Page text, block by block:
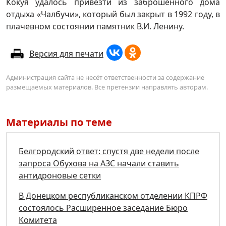
отдыха «Чалбучи», который был закрыт в 1992 году, в
плачевном состоянии памятник В.И. Ленину.
Версия для печати
Администрация сайта не несёт ответственности за содержание
размещаемых материалов. Все претензии направлять авторам.
Материалы по теме
Белгородский ответ: спустя две недели после
запроса Обухова на АЗС начали ставить
антидроновые сетки
В Донецком республиканском отделении КПРФ
состоялось Расширенное заседание Бюро
Комитета